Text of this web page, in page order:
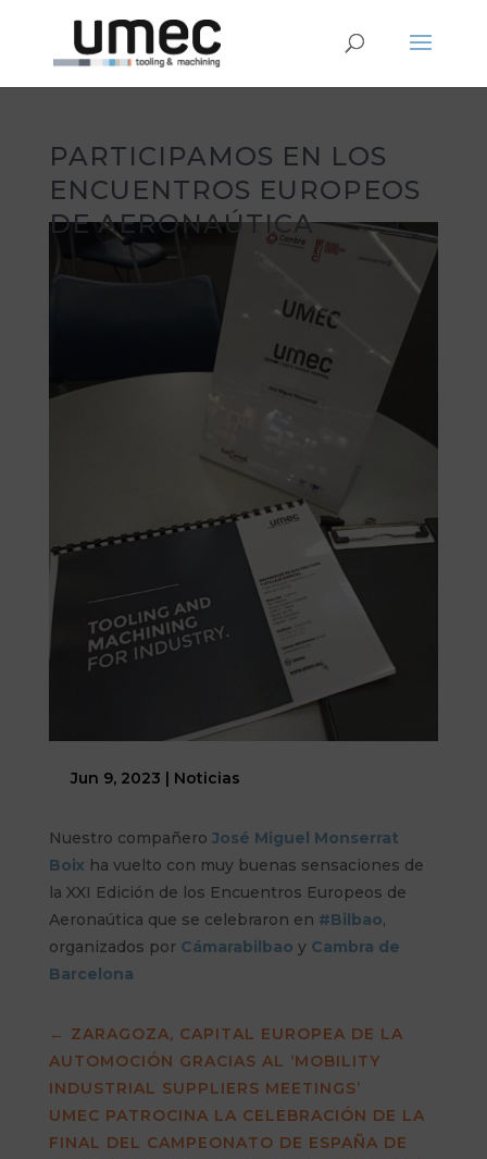
PARTICIPAMOS EN LOS
ENCUENTROS EUROPEOS
DE AERONAÚTICA
Jun 9, 2023 | Noticias
Nuestro compañero José Miguel Monserrat
Boix ha vuelto con muy buenas sensaciones de
la XXI Edición de los Encuentros Europeos de
Aeronaútica que se celebraron en #Bilbao,
organizados por Cámarabilbao y Cambra de
Barcelona
← ZARAGOZA, CAPITAL EUROPEA DE LA
AUTOMOCIÓN GRACIAS AL ‘MOBILITY
INDUSTRIAL SUPPLIERS MEETINGS’
UMEC PATROCINA LA CELEBRACIÓN DE LA
FINAL DEL CAMPEONATO DE ESPAÑA DE